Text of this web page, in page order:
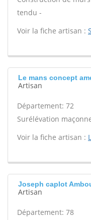
tendu -
Voir la fiche artisan :
Le mans concept
Artisan
Département: 72
Surélévation
Voir la fiche artisan :
Joseph caplot
Artisan
Département: 78